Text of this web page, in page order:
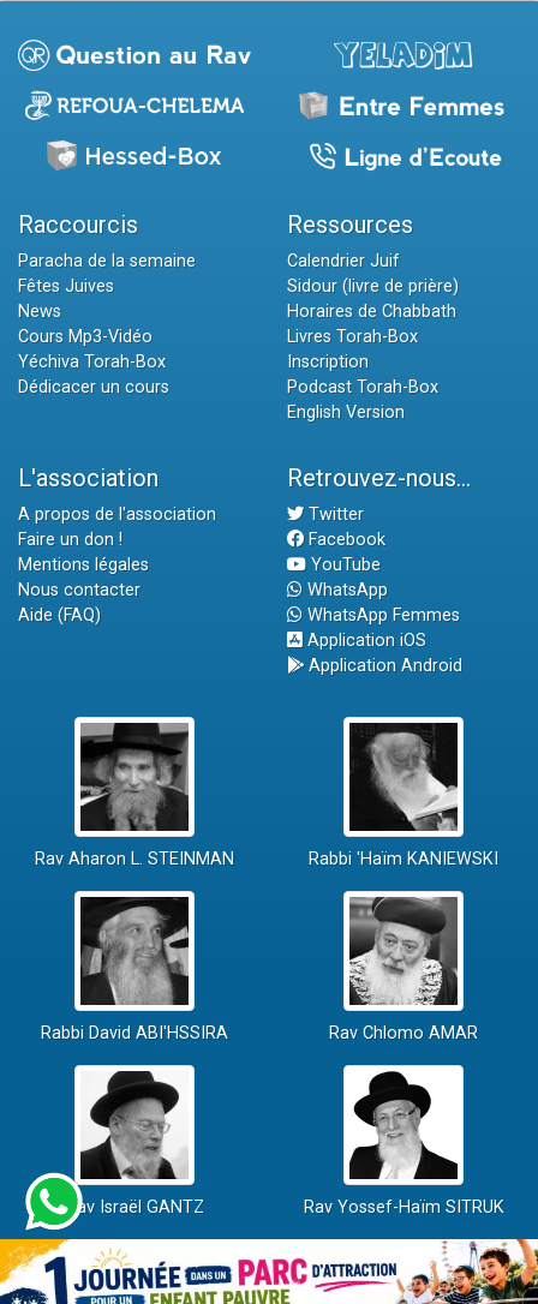
Raccourcis
Paracha de la semaine
Fêtes Juives
News
Cours Mp3-Vidéo
Yéchiva Torah-Box
Dédicacer un cours
Ressources
Calendrier Juif
Sidour (livre de prière)
Horaires de Chabbath
Livres Torah-Box
Inscription
Podcast Torah-Box
English Version
L'association
A propos de l'association
Faire un don !
Mentions légales
Nous contacter
Aide (FAQ)
Retrouvez-nous...
Twitter
Facebook
YouTube
WhatsApp
WhatsApp Femmes
Application iOS
Application Android
Rav Aharon L. STEINMAN Rabbi 'Haïm KANIEWSKI
Rabbi David ABI'HSSIRA Rav Chlomo AMAR
Rav Israël GANTZ Rav Yossef-Haïm SITRUK